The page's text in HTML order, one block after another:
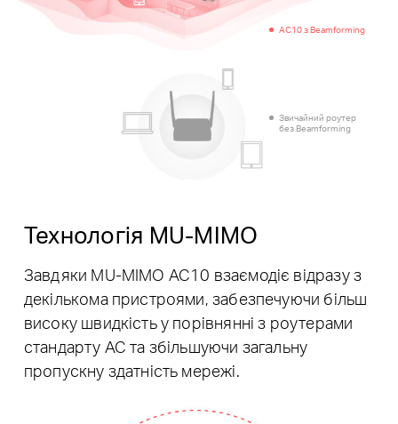
Звичайний роутер
без Beamforming
AC10 з Beamforming
Технологія MU-MIMO
Завдяки MU-MIMO AC10 взаємодіє відразу з
декількома пристроями, забезпечуючи більш
високу швидкість у порівнянні з роутерами
стандарту AC та збільшуючи загальну
пропускну здатність мережі.